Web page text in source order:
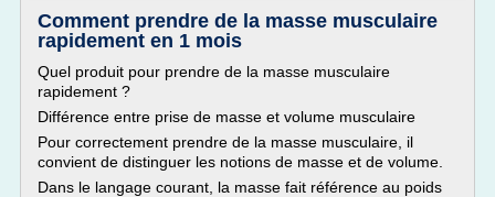
Comment prendre de la masse musculaire
rapidement en 1 mois
Quel produit pour prendre de la masse musculaire
rapidement ?
Différence entre prise de masse et volume musculaire
Pour correctement prendre de la masse musculaire, il
convient de distinguer les notions de masse et de volume.
Dans le langage courant, la masse fait référence au poids